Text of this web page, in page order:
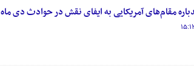
مقام‌های آمریکایی به ایفای نقش در حوادث دی ماه